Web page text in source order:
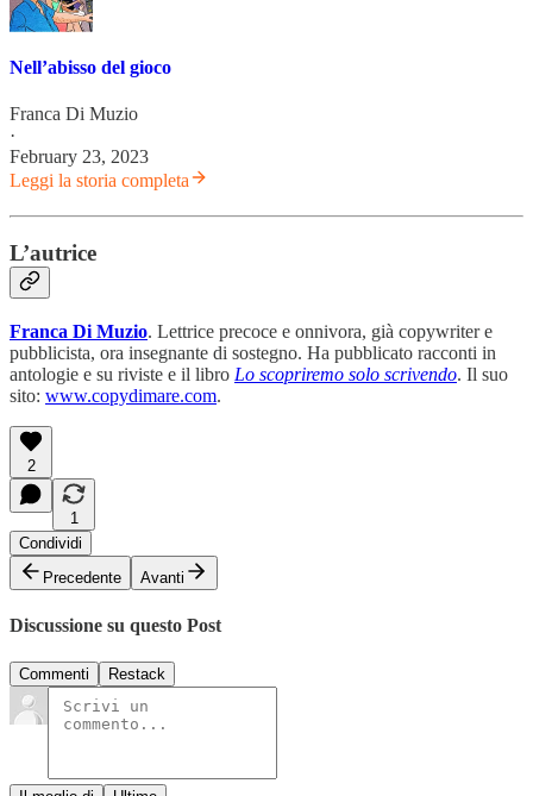
Nell’abisso del gioco
Franca Di Muzio
·
February 23, 2023
Leggi la storia completa
L’autrice
Franca Di Muzio. Lettrice precoce e onnivora, già copywriter e
pubblicista, ora insegnante di sostegno. Ha pubblicato racconti in
antologie e su riviste e il libro Lo scopriremo solo scrivendo. Il suo
sito: www.copydimare.com.
2
1
Condividi
Precedente
Avanti
Discussione su questo Post
Commenti Restack